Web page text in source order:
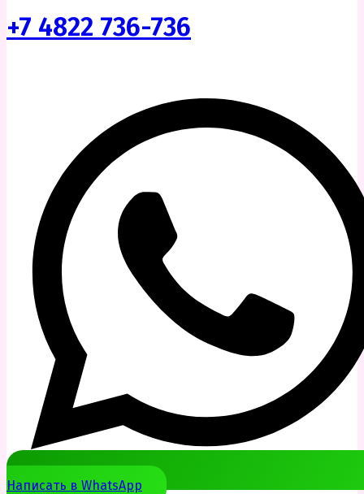
+7 4822 736-736
Написать в WhatsApp